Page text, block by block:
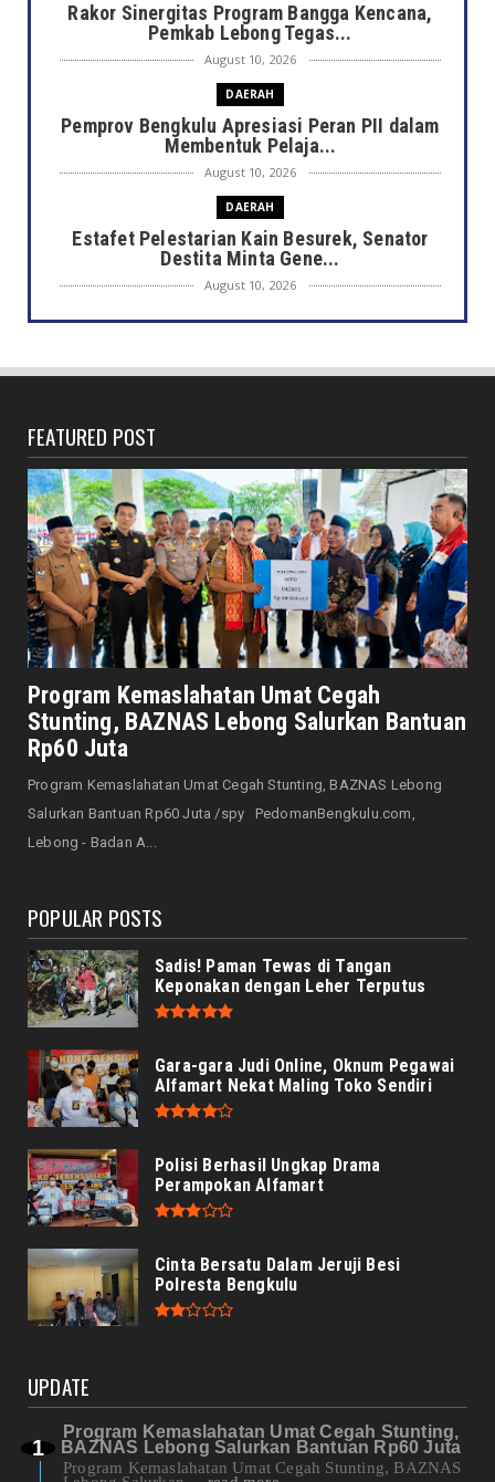
Rakor Sinergitas Program Bangga Kencana,
Pemkab Lebong Tegas...
August 10, 2026
DAERAH
Pemprov Bengkulu Apresiasi Peran PII dalam
Membentuk Pelaja...
August 10, 2026
DAERAH
Estafet Pelestarian Kain Besurek, Senator
Destita Minta Gene...
August 10, 2026
DAERAH
Bengkulu Dorong Regener...
6 Bulan Gaji Tak Dibayar, Jurnalis Nekat
Gugat Perusahaan Me...
August 10, 2026
JELAJAH
Negara dan Wilayah Ini Disebut dalam Al-
Qur’an, Indonesia Te...
August 10, 2026
DAERAH
Kebakaran di Nusa Indah Kota Bengkulu
Nyaris Memakan Korban ...
August 10, 2026
DLH dan Damkar Kolaborasi Jaga Keasrian
Taman Kota di Musim ...
FEATURED POST
Program Kemaslahatan Umat Cegah
Stunting, BAZNAS Lebong Salurkan Bantuan
Rp60 Juta
Program Kemaslahatan Umat Cegah Stunting, BAZNAS Lebong
Salurkan Bantuan Rp60 Juta /spy PedomanBengkulu.com,
Lebong - Badan A...
POPULAR POSTS
Sadis! Paman Tewas di Tangan
Keponakan dengan Leher Terputus
Gara-gara Judi Online, Oknum Pegawai
Alfamart Nekat Maling Toko Sendiri
Polisi Berhasil Ungkap Drama
Perampokan Alfamart
Cinta Bersatu Dalam Jeruji Besi
Polresta Bengkulu
UPDATE
Program Kemaslahatan Umat Cegah Stunting,
BAZNAS Lebong Salurkan Bantuan Rp60 Juta
Program Kemaslahatan Umat Cegah Stunting, BAZNAS